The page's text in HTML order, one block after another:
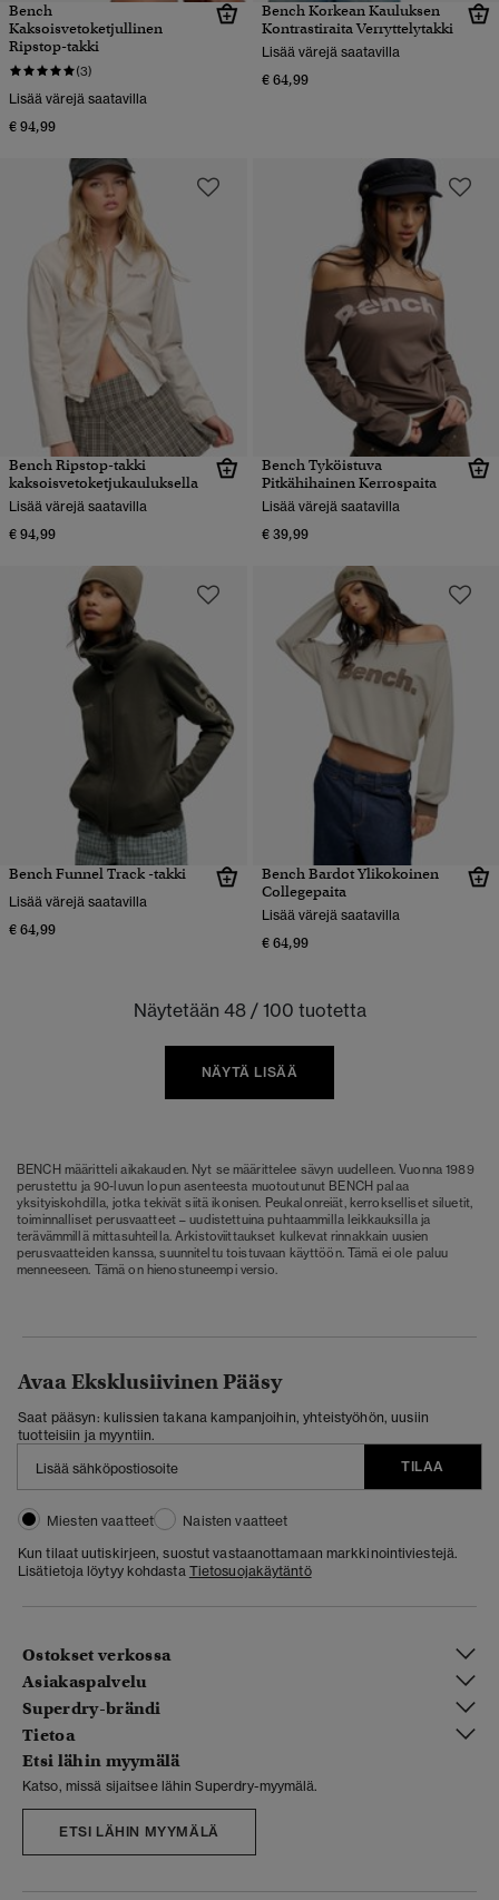
Bench
Kaksoisvetoketjullinen
Ripstop-takki
(3)
Lisää värejä saatavilla
€ 94,99
Bench Korkean Kauluksen
Kontrastiraita Verryttelytakki
Lisää värejä saatavilla
€ 64,99
Bench Ripstop-takki
kaksoisvetoketjukauluksella
Lisää värejä saatavilla
€ 94,99
Bench Tyköistuva
Pitkähihainen Kerrospaita
Lisää värejä saatavilla
€ 39,99
Bench Funnel Track -takki
Lisää värejä saatavilla
€ 64,99
Bench Bardot Ylikokoinen
Collegepaita
Lisää värejä saatavilla
€ 64,99
Näytetään 48 / 100 tuotetta
NÄYTÄ LISÄÄ
BENCH määritteli aikakauden. Nyt se määrittelee sävyn uudelleen. Vuonna 1989
perustettu ja 90-luvun lopun asenteesta muotoutunut BENCH palaa
yksityiskohdilla, jotka tekivät siitä ikonisen. Peukalonreiät, kerrokselliset siluetit,
toiminnalliset perusvaatteet – uudistettuina puhtaammilla leikkauksilla ja
terävämmillä mittasuhteilla. Arkistoviittaukset kulkevat rinnakkain uusien
perusvaatteiden kanssa, suunniteltu toistuvaan käyttöön. Tämä ei ole paluu
menneeseen. Tämä on hienostuneempi versio.
Avaa Eksklusiivinen Pääsy
Saat pääsyn: kulissien takana kampanjoihin, yhteistyöhön, uusiin
tuotteisiin ja myyntiin.
TILAA
Miesten vaatteet
Naisten vaatteet
Kun tilaat uutiskirjeen, suostut vastaanottamaan markkinointiviestejä.
Lisätietoja löytyy kohdasta Tietosuojakäytäntö
Ostokset verkossa
Asiakaspalvelu
Superdry-brändi
Tietoa
Etsi lähin myymälä
Katso, missä sijaitsee lähin Superdry-myymälä.
ETSI LÄHIN MYYMÄLÄ